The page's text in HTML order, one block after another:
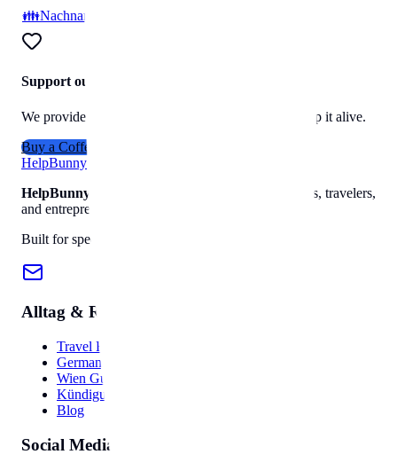
👪Nachnamen
Support our work
We provide free travel data to everyone. Help us keep it alive.
Buy a Coffee
HelpBunny
HelpBunny
– The ultimate digital toolkit for creators, travelers,
and entrepreneurs.
Built for speed, privacy, and ease of use.
Alltag & Reise
Travel Hub
Germany Guide
Wien Guide
Kündigung
Blog
Social Media